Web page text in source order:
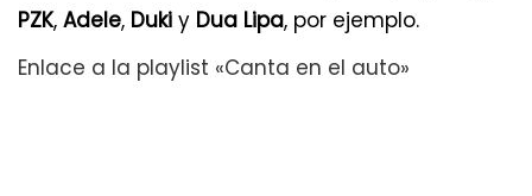
PZK, Adele, Duki y Dua Lipa, por ejemplo.
Enlace a la playlist «Canta en el auto»